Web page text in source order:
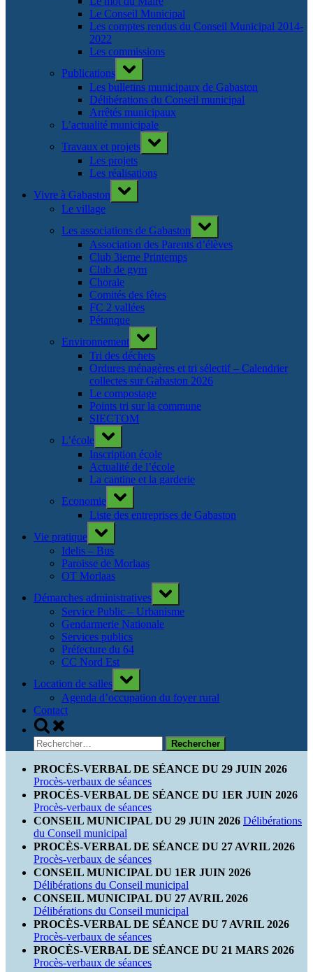
Le Conseil Municipal
Les comptes rendus du Conseil Municipal 2014-
2022
Les commissions
Publications
Toggle
sub-
menu
Les bulletins municipaux de Gabaston
Délibérations du Conseil municipal
Arrêtés municipaux
L’actualité municipale
Travaux et projets
Toggle
sub-
Les projets
Les réalisations
Vivre à Gabaston
Toggle
sub-
Le village
Les associations de Gabaston
Toggle
sub-
menu
Association des Parents d’élèves
Club 3ieme Printemps
Club de gym
Chorale
Comités des fêtes
FC 2 vallées
Pétanque
Environnement
Toggle
sub-
menu
Tri des déchets
Ordures ménagères et tri sélectif – Calendrier
collectes sur Gabaston 2026
Le compostage
Points tri sur la commune
SIECTOM
L’école
Toggle
sub-
menu
Inscription école
Actualité de l’école
La cantine et la garderie
Economie
Toggle
sub-
menu
Liste des entreprises de Gabaston
Vie pratique
Toggle
sub-
menu
Idelis – Bus
Paroisse de Morlaas
OT Morlaas
Démarches administratives
Toggle
sub-
menu
Service Public – Urbanisme
Gendarmerie Nationale
Services publics
Préfecture du 64
CC Nord Est
Location de salles
Toggle
sub-
menu
Agenda d’occupation du foyer rural
Contact
Toggle
search
form
Rechercher :
PROCÈS-VERBAL DE SÉANCE DU 29 JUIN 2026
Procès-verbaux de séances
PROCÈS-VERBAL DE SÉANCE DU 1ER JUIN 2026
Procès-verbaux de séances
CONSEIL MUNICIPAL DU 29 JUIN 2026 Délibérations
du Conseil municipal
PROCÈS-VERBAL DE SÉANCE DU 27 AVRIL 2026
Procès-verbaux de séances
CONSEIL MUNICIPAL DU 1ER JUIN 2026
Délibérations du Conseil municipal
CONSEIL MUNICIPAL DU 27 AVRIL 2026
Délibérations du Conseil municipal
PROCÈS-VERBAL DE SÉANCE DU 7 AVRIL 2026
Procès-verbaux de séances
PROCÈS-VERBAL DE SÉANCE DU 21 MARS 2026
Procès-verbaux de séances